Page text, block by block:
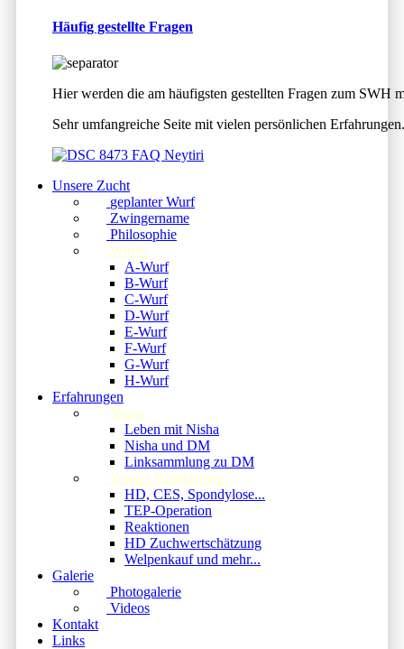
Häufig gestellte Fragen
Hier werden die am häufigsten gestellten Fragen zum SWH
Sehr umfangreiche Seite mit vielen persönlichen
Unsere Zucht
geplanter Wurf
Zwingername
Philosophie
Würfe
A-Wurf
B-Wurf
C-Wurf
D-Wurf
E-Wurf
F-Wurf
G-Wurf
H-Wurf
Erfahrungen
Nisha
Leben mit Nisha
Nisha und DM
Linksammlung zu DM
Yuma's Krankheiten
HD, CES, Spondylose...
TEP-Operation
Reaktionen
HD Zuchwertschätzung
Welpenkauf und mehr...
Galerie
Photogalerie
Videos
Kontakt
Links